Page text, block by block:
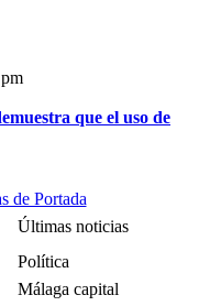
que el uso de
de Portada
Últimas noticias
Política
Málaga capital